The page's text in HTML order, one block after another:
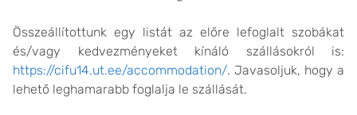
Összeállítottunk egy listát az előre lefoglalt szobákat
és/vagy kedvezményeket kínáló szállásokról is:
https://cifu14.ut.ee/accommodation/. Javasoljuk, hogy a
lehető leghamarabb foglalja le szállását.